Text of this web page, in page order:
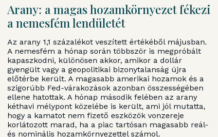
Arany: a magas hozamkörnyezet fékezi
a nemesfém lendületét
Az arany 1,1 százalékot veszített értékéből májusban.
A nemesfém a hónap során többször is megpróbált
kapaszkodni, különösen akkor, amikor a dollár
gyengült vagy a geopolitikai bizonytalanság újra
előtérbe került. A magasabb amerikai hozamok és a
szigorúbb Fed-várakozások azonban összességében
ellene hatottak. A hónap második felében az arany
kéthavi mélypont közelébe is került, ami jól mutatta,
hogy a kamatot nem fizető eszközök vonzereje
korlátozott marad, ha a piac tartósan magasabb reál-
és nominális hozamkörnyezettel számol.